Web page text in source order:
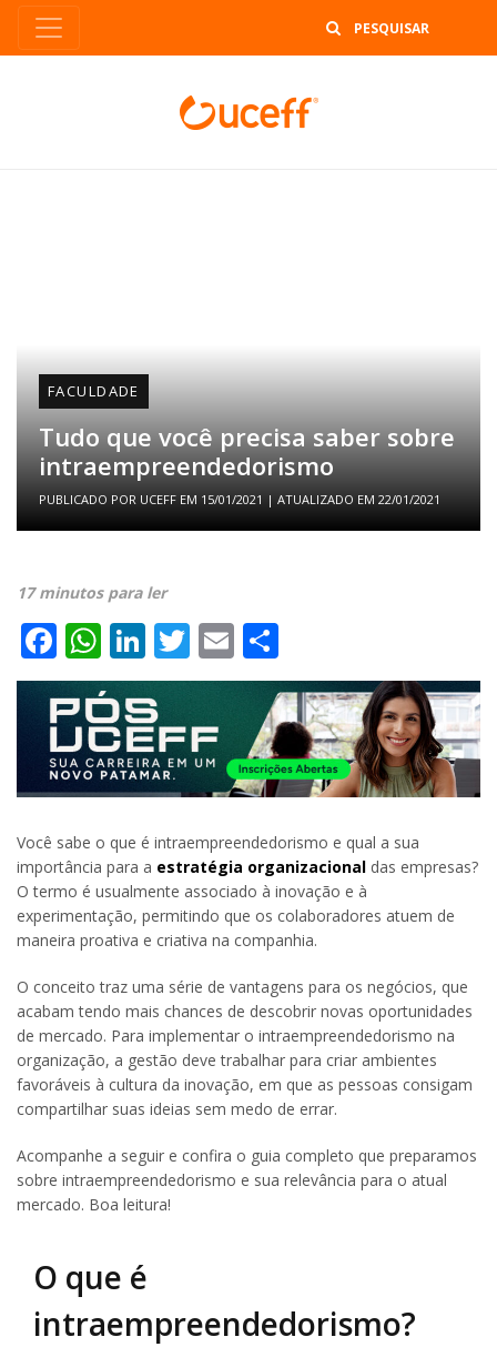
FACULDADE
Tudo que você precisa saber sobre
intraempreendedorismo
PUBLICADO POR UCEFF EM 15/01/2021 | ATUALIZADO EM 22/01/2021
17 minutos para ler
Facebook
WhatsApp
LinkedIn
Twitter
Email
Você sabe o que é intraempreendedorismo e qual a sua
importância para a estratégia organizacional das empresas?
O termo é usualmente associado à inovação e à
experimentação, permitindo que os colaboradores atuem de
maneira proativa e criativa na companhia.
O conceito traz uma série de vantagens para os negócios, que
acabam tendo mais chances de descobrir novas oportunidades
de mercado. Para implementar o intraempreendedorismo na
organização, a gestão deve trabalhar para criar ambientes
favoráveis à cultura da inovação, em que as pessoas consigam
compartilhar suas ideias sem medo de errar.
Acompanhe a seguir e confira o guia completo que preparamos
sobre intraempreendedorismo e sua relevância para o atual
mercado. Boa leitura!
O que é
intraempreendedorismo?